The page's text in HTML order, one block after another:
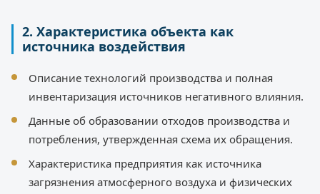
2. Характеристика объекта как
источника воздействия
Описание технологий производства и полная
инвентаризация источников негативного влияния.
Данные об образовании отходов производства и
потребления, утвержденная схема их обращения.
Характеристика предприятия как источника
загрязнения атмосферного воздуха и физических